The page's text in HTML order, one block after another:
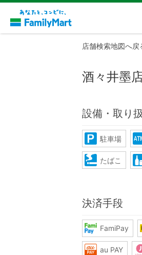
店舗検索地図へ戻
酒々井墨
設備・取り
駐車場
たばこ
決済手段
FamiPay
au PAY